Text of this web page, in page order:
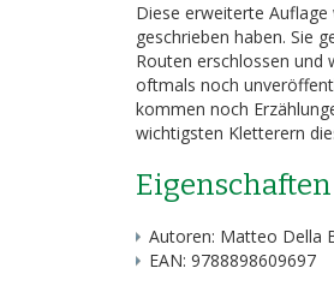
Diese erweiterte
geschrieben haben. Sie
Routen erschlossen und
oftmals noch
kommen noch
wichtigsten Kletterern
Autoren: Matteo Della
EAN: 9788898609697